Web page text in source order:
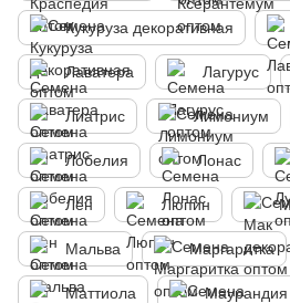
Кукуруза декоративная
Лаватера Лагурус
Лиатрис Лимониум
Лобелия Лонас
Лен Люпин
Мальва Маргаритка
Маттиола Маурандия